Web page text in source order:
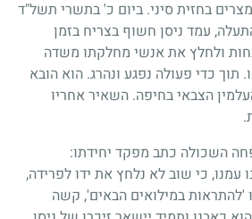
בחזית סיני. ביום כ' בתשרי תשל"ד
עמד ניסן חשוף בצריח בזמן
ולחלץ את אנשי מחלקתו משדה
תוך כדי פעולה נפגע ונהרג. הוא הובא
הצבאי בחיפה. השאיר אחריו
השכולה כתב מפקד יחידתו:
עמנו, כי שוב לא נלחץ את ידו לפרידה,
'להתראות במילואים הבאים', קשה